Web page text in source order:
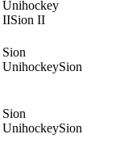
Unihockey
IISion II
Sion
UnihockeySion
Sion
UnihockeySion